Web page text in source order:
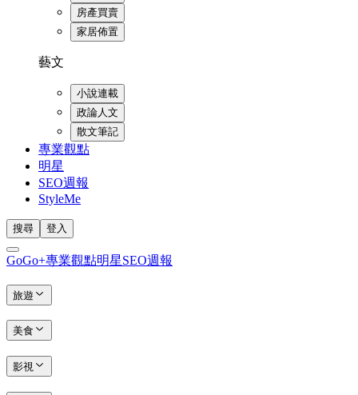
房產買賣
家居佈置
藝文
小說連載
政論人文
散文筆記
專業觀點
明星
SEO週報
StyleMe
搜尋 登入
GoGo+專業觀點明星SEO週報
旅遊
美食
影視